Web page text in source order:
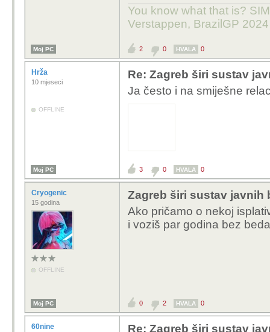
You know what that is?
Verstappen, BrazilGP 2024
Moj PC 2 0 HVALA 0
Hrža
10 mjeseci
OFFLINE
Re: Zagreb širi sustav
Ja često i na smiješne
Moj PC 3 0 HVALA 0
Cryogenic
15 godina
OFFLINE
Zagreb širi sustav javnih
Ako pričamo o nekoj
i voziš par godina bez
Moj PC 0 2 HVALA 0
60nine Re: Zagreb širi sustav